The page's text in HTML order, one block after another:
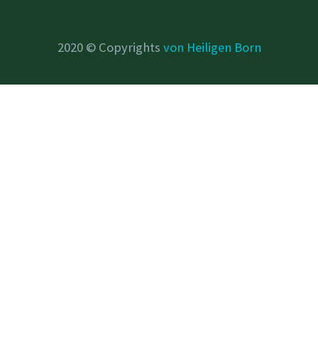
2020 © Copyrights von Heiligen Born